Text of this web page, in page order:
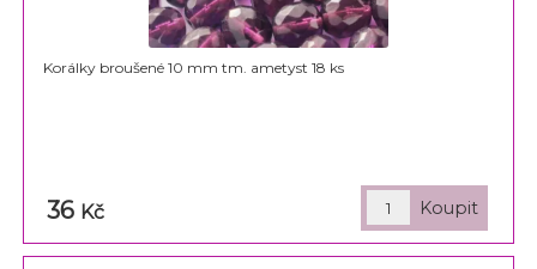
Korálky broušené 10 mm tm. ametyst 18 ks
36 Kč